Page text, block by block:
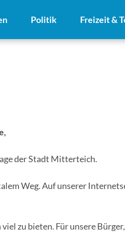
Politik Freizeit &
der Stadt Mitterteich.
Weg. Auf unserer
zu bieten. Für unsere